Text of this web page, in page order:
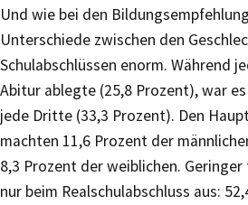
Und wie bei den
Unterschiede zwischen den
Schulabschlüssen enorm. Während
Abitur ablegte (25,8 Prozent), war
jede Dritte (33,3 Prozent). Den
machten 11,6 Prozent der
8,3 Prozent der weiblichen.
nur beim Realschulabschluss aus: